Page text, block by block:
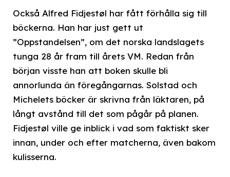
Också Alfred Fidjestøl har fått förhålla sig till
böckerna. Han har just gett ut
”Oppstandelsen”, om det norska landslagets
tunga 28 år fram till årets VM. Redan från
början visste han att boken skulle bli
annorlunda än föregångarnas. Solstad och
Michelets böcker är skrivna från läktaren, på
långt avstånd till det som pågår på planen.
Fidjestøl ville ge inblick i vad som faktiskt sker
innan, under och efter matcherna, även bakom
kulisserna.